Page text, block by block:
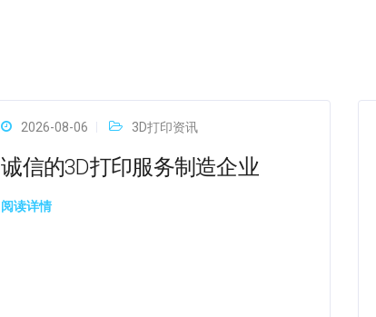
2026-08-06 3D打印资讯
诚信的3D打印服务制造企业
阅读详情